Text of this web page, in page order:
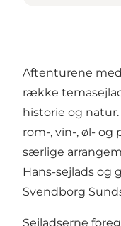
Aftenturene
række
historie og
rom-, vin-, øl- og
særlige
Hans-sejlads
Svendborg
Sejladserne